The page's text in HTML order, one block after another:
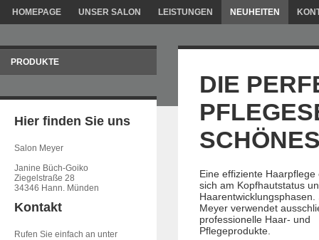
HOMEPAGE UNSER SALON LEISTUNGEN NEUHEITEN
PRODUKTE
Hier finden Sie uns
Salon Meyer
Janine Büch-Goiko
Ziegelstraße 28
34346 Hann. Münden
Kontakt
Rufen Sie einfach an unter
DIE
Eine effiziente Haarpflege
sich am Kopfhautstatus
Haarentwicklungsphasen.
Meyer verwendet
professionelle Haar- und
Pflegeprodukte.